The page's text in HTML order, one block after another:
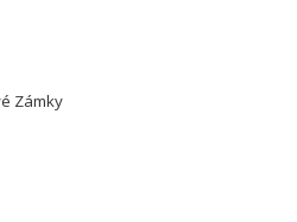
Zámky